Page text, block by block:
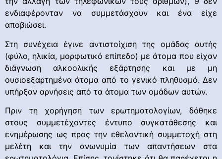
ενδιαφέρονταν να συμμετάσχουν και ένα είχε
αποβιώσει.
Στη συνέχεια έγινε αντιστοίχιση της ομάδας αυτής
(φύλο, ηλικία, μορφωτικό επίπεδο) με άτομα που είχαν
διάγνωση αλκοολικής εξάρτησης και με μη
ουσιοεξαρτημένα άτομα από το γενικό πληθυσμό. Δεν
υπήρξαν αρνήσεις από τα άτομα των ομάδων αυτών.
Πριν τη χορήγηση των ερωτηματολογίων, δόθηκε
στους συμμετέχοντες έντυπο συγκατάθεσης και
ενημέρωσης ως προς την εθελοντική συμμετοχή στη
μελέτη και την ανωνυμία των απαντήσεων στα